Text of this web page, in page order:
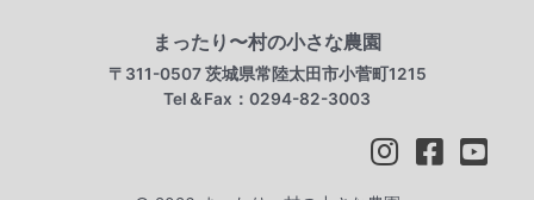
まったり〜村の小さな農園
〒311-0507 茨城県常陸太田市小菅町1215
Tel＆Fax：0294-82-3003